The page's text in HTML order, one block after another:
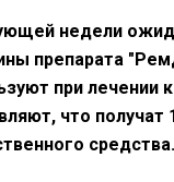
недели
препарата
при лечении
что получат
средства.